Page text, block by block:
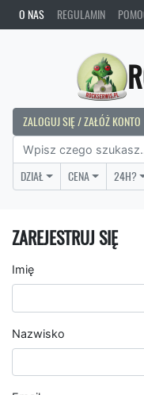
O NAS REGULAMIN
ZALOGUJ SIĘ / ZAŁÓŻ KONTO
DZIAŁ CENA 24H?
ZAREJESTRUJ SIĘ
Imię
Nazwisko